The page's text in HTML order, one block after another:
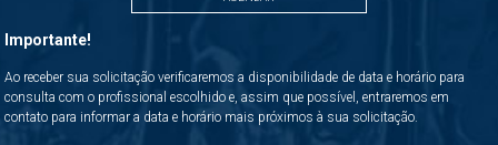
Importante!
Ao receber sua solicitação verificaremos a disponibilidade de data e horário para
consulta com o profissional escolhido e, assim que possível, entraremos em
contato para informar a data e horário mais próximos à sua solicitação.